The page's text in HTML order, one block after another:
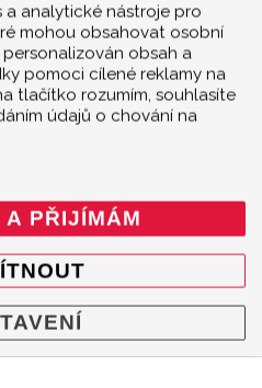
analytické nástroje pro
mohou obsahovat osobní
obsah a
pomoci cílené reklamy na
tlačítko rozumím, souhlasíte
údajů o chování na
A PŘIJÍMÁM